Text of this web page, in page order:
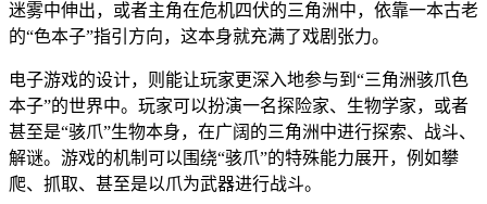
迷雾中伸出，或者主角在危机四伏的三角洲中，依靠一本古老
的“色本子”指引方向，这本身就充满了戏剧张力。
电子游戏的设计，则能让玩家更深入地参与到“三角洲骇爪色
本子”的世界中。玩家可以扮演一名探险家、生物学家，或者
甚至是“骇爪”生物本身，在广阔的三角洲中进行探索、战斗、
解谜。游戏的机制可以围绕“骇爪”的特殊能力展开，例如攀
爬、抓取、甚至是以爪为武器进行战斗。